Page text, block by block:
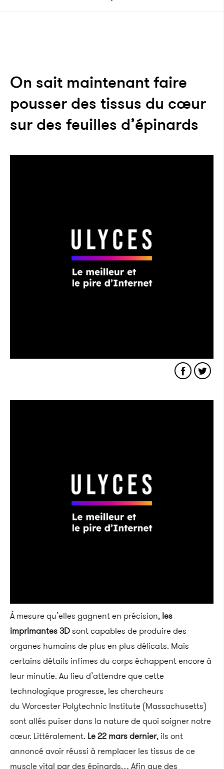
On sait maintenant faire
pousser des tissus du cœur
sur des feuilles d’épinards
À mesure qu’elles gagnent en précision, les
imprimantes 3Dsont capables de produire des
organes humains de plus en plus délicats. Mais
certains détails infimes du corps échappent encore à
leur minutie. Au lieu d’attendre que cette
technologique progresse, les chercheurs
du Worcester Polytechnic Institute (Massachusetts)
sont allés puiser dans la nature de quoi soigner notre
cœur. Littéralement. Le 22 mars dernier, ils ont
annoncé avoir réussi à remplacer les tissus de ce
muscle vital par des épinards… Afin que des